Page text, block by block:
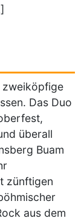
zweiköpfige
Das Duo
überall
Buam
zünftigen
aus dem